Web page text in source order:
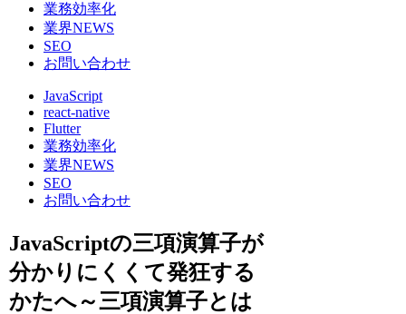
業務効率化
業界NEWS
SEO
お問い合わせ
JavaScript
react-native
Flutter
業務効率化
業界NEWS
SEO
お問い合わせ
JavaScriptの三項演算子が
分かりにくくて発狂する
かたへ～三項演算子とは